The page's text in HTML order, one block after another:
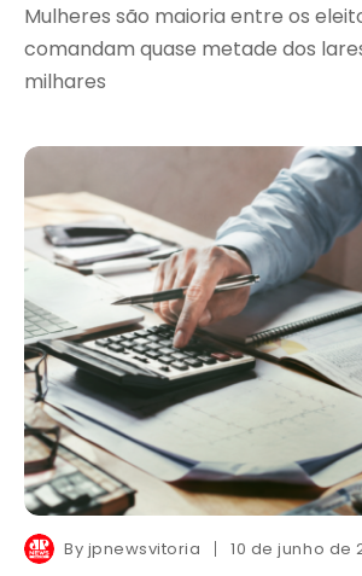
Mulheres são maioria entre os
comandam quase metade dos
milhares
By jpnewsvitoria 10 de junho de